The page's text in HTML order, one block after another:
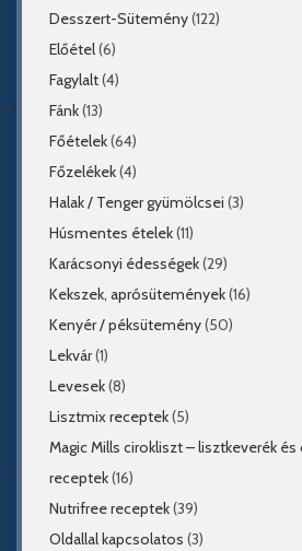
Desszert-Sütemény(122)
Előétel(6)
Fagylalt(4)
Fánk(13)
Főételek(64)
Főzelékek(4)
Halak / Tenger gyümölcsei (3)
Húsmentes ételek(11)
Karácsonyi édességek(29)
Kekszek, aprósütemények(16)
Kenyér / péksütemény(50)
Lekvár(1)
Levesek(8)
Lisztmix receptek(5)
Magic Mills cirokliszt – lisztkeverék
receptek(16)
Nutrifree receptek(39)
Oldallal kapcsolatos (3)